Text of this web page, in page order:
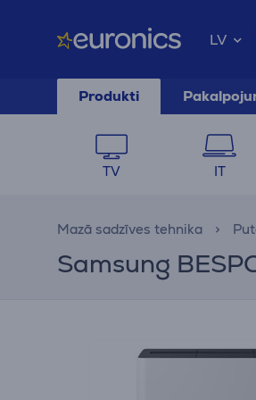
LV
Produkti
TV IT
Mazā sadzīves tehnika
Samsung